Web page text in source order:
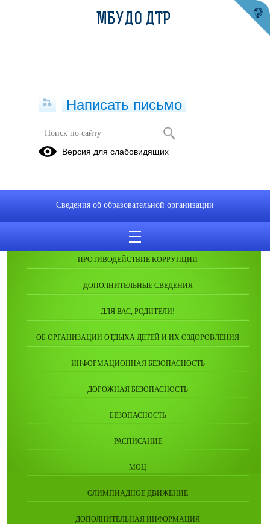
Публикации за 07.05.2025
ОБРАЩЕНИЯ ГРАЖДАН
ПРОТИВОДЕЙСТВИЕ КОРРУПЦИИ
ДОПОЛНИТЕЛЬНЫЕ СВЕДЕНИЯ
ДЛЯ ВАС, РОДИТЕЛИ!
ОБ ОРГАНИЗАЦИИ ОТДЫХА ДЕТЕЙ И ИХ ОЗДОРОВЛЕНИЯ
ИНФОРМАЦИОННАЯ БЕЗОПАСНОСТЬ
ДОРОЖНАЯ БЕЗОПАСНОСТЬ
БЕЗОПАСНОСТЬ
РАСПИСАНИЕ
МОЦ
ОЛИМПИАДНОЕ ДВИЖЕНИЕ
ДОПОЛНИТЕЛЬНАЯ ИНФОРМАЦИЯ
МБУДО ДТР
Написать письмо
Версия для слабовидящих
Сведения об образовательной организации